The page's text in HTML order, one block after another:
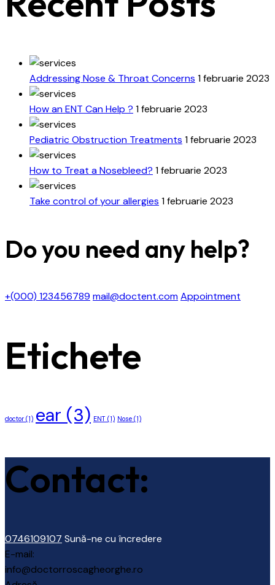
Addressing Nose & Throat Concerns 1 februarie 2023
How an ENT Can Help ? 1 februarie 2023
Pediatric Obstruction Treatments 1 februarie 2023
How to Treat a Nosebleed? 1 februarie 2023
Take control of your allergies 1 februarie 2023
Do you need any help?
+(000) 123456789 mail@doctent.comAppointment
Etichete
doctor (1) ear (3) ENT (1) Nose (1)
Contact:
0746109107 Sună-ne cu încredere
E-mail:
info@doctorroscagheorghe.ro